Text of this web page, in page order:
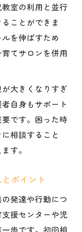
室の利用と並行
ことができま
を伸ばすため
てサロンを併用
大きくなりすぎ
自身もサポート
です。困った時
相談すること
す。
ポイント
発達や行動につ
援センターや児
歩です。初回相